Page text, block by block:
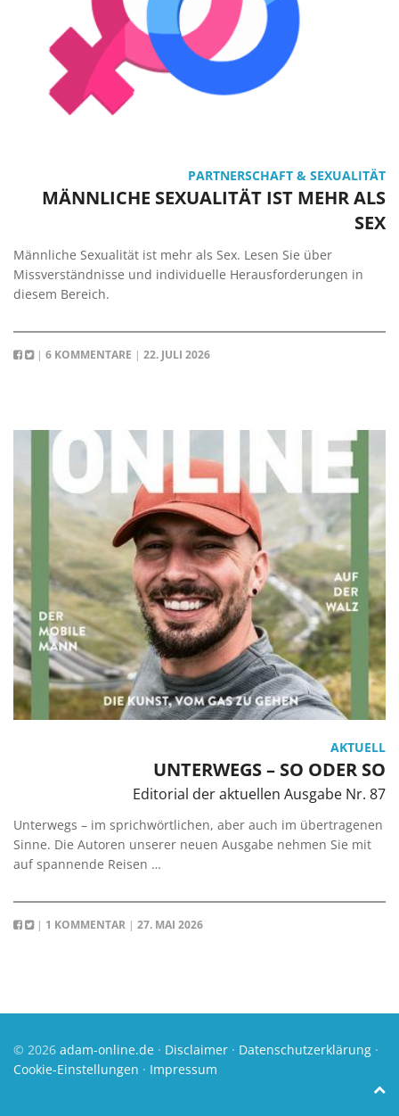
PARTNERSCHAFT & SEXUALITÄT
MÄNNLICHE SEXUALITÄT IST MEHR ALS
SEX
Männliche Sexualität ist mehr als Sex. Lesen Sie über
Missverständnisse und individuelle Herausforderungen in
diesem Bereich.
| 6 KOMMENTARE | 22. JULI 2026
AKTUELL
UNTERWEGS – SO ODER SO
Editorial der aktuellen Ausgabe Nr. 87
Unterwegs – im sprichwörtlichen, aber auch im übertragenen
Sinne. Die Autoren unserer neuen Ausgabe nehmen Sie mit
auf spannende Reisen …
| 1 KOMMENTAR | 27. MAI 2026
© 2026 adam-online.de · Disclaimer · Datenschutzerklärung ·
Cookie-Einstellungen · Impressum